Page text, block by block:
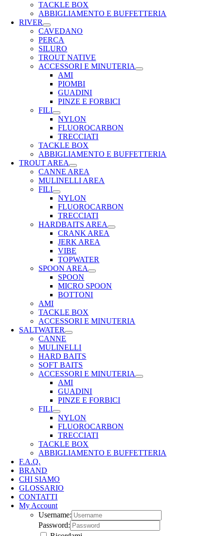
TACKLE BOX
ABBIGLIAMENTO E BUFFETTERIA
RIVER
CAVEDANO
PERCA
SILURO
TROUT NATIVE
ACCESSORI E MINUTERIA
AMI
PIOMBI
GUADINI
PINZE E FORBICI
FILI
NYLON
FLUOROCARBON
TRECCIATI
TACKLE BOX
ABBIGLIAMENTO E BUFFETTERIA
TROUT AREA
CANNE AREA
MULINELLI AREA
FILI
NYLON
FLUOROCARBON
TRECCIATI
HARDBAITS AREA
CRANK AREA
JERK AREA
VIBE
TOPWATER
SPOON AREA
SPOON
MICRO SPOON
BOTTONI
AMI
TACKLE BOX
ACCESSORI E MINUTERIA
SALTWATER
CANNE
MULINELLI
HARD BAITS
SOFT BAITS
ACCESSORI E MINUTERIA
AMI
GUADINI
PINZE E FORBICI
FILI
NYLON
FLUOROCARBON
TRECCIATI
TACKLE BOX
ABBIGLIAMENTO E BUFFETTERIA
F.A.Q.
BRAND
CHI SIAMO
GLOSSARIO
CONTATTI
My Account
Username:
Password: